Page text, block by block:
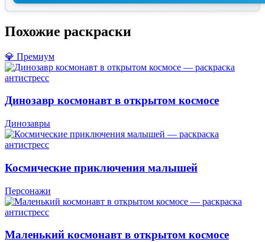
Похожие раскраски
💎 Премиум
Динозавр космонавт в открытом космосе
Динозавры
Космические приключения малышей
Персонажи
Маленький космонавт в открытом космосе